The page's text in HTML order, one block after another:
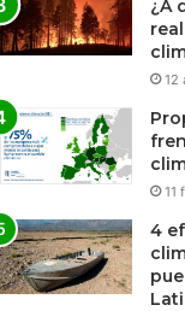
¿A
12
11
4